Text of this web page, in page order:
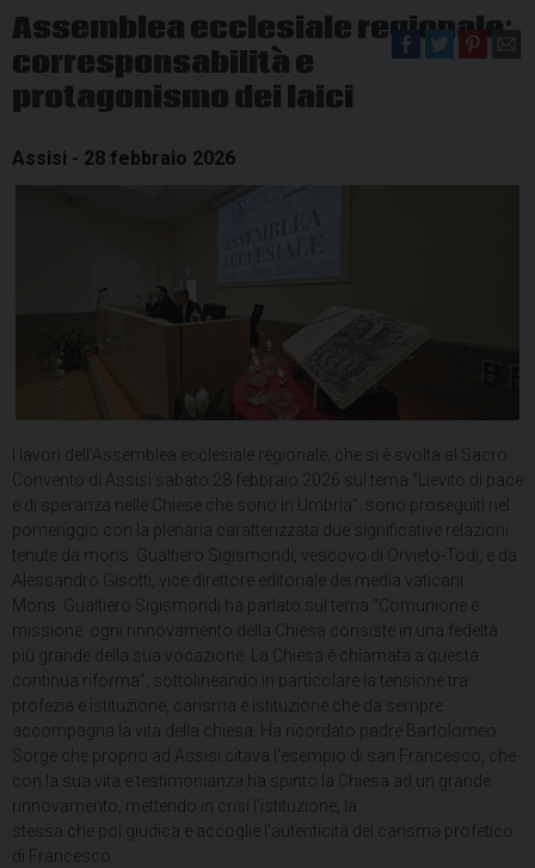
Assemblea ecclesiale regionale:
corresponsabilità e
protagonismo dei laici
Assisi - 28 febbraio 2026
I lavori dell’Assemblea ecclesiale regionale, che si è svolta al Sacro
Convento di Assisi sabato 28 febbraio 2026 sul tema “Lievito di pace
e di speranza nelle Chiese che sono in Umbria”, sono proseguiti nel
pomeriggio con la plenaria caratterizzata due significative relazioni
tenute da mons. Gualtiero Sigismondi, vescovo di Orvieto-Todi, e da
Alessandro Gisotti, vice direttore editoriale dei media vaticani.
Mons. Gualtiero Sigismondi ha parlato sul tema “Comunione e
missione: ogni rinnovamento della Chiesa consiste in una fedeltà
più grande della sua vocazione. La Chiesa è chiamata a questa
continua riforma”, sottolineando in particolare la tensione tra
profezia e istituzione, carisma e istituzione che da sempre
accompagna la vita della chiesa. Ha ricordato padre Bartolomeo
Sorge che proprio ad Assisi citava l’esempio di san Francesco, che
con la sua vita e testimonianza ha spinto la Chiesa ad un grande
rinnovamento, mettendo in crisi l’istituzione, la
stessa che poi giudica e accoglie l’autenticità del carisma profetico
di Francesco.